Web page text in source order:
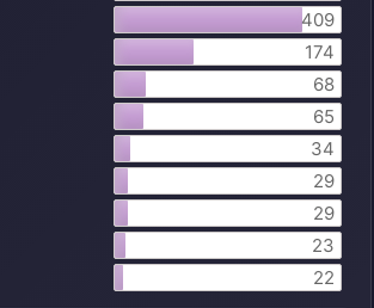
409
174
68
65
34
29
29
23
22